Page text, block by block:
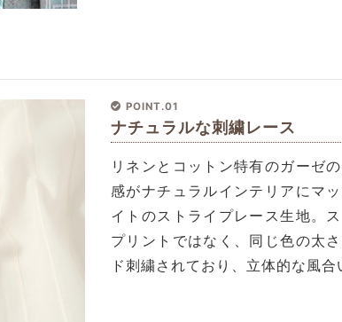
POINT.01
ナチュラルな刺繍レース
リネンとコットン特有のガーゼ
感がナチュラルインテリアにマ
イトのストライプレース生地。
プリントではなく、同じ色の太
ド刺繍されており、立体的な風合